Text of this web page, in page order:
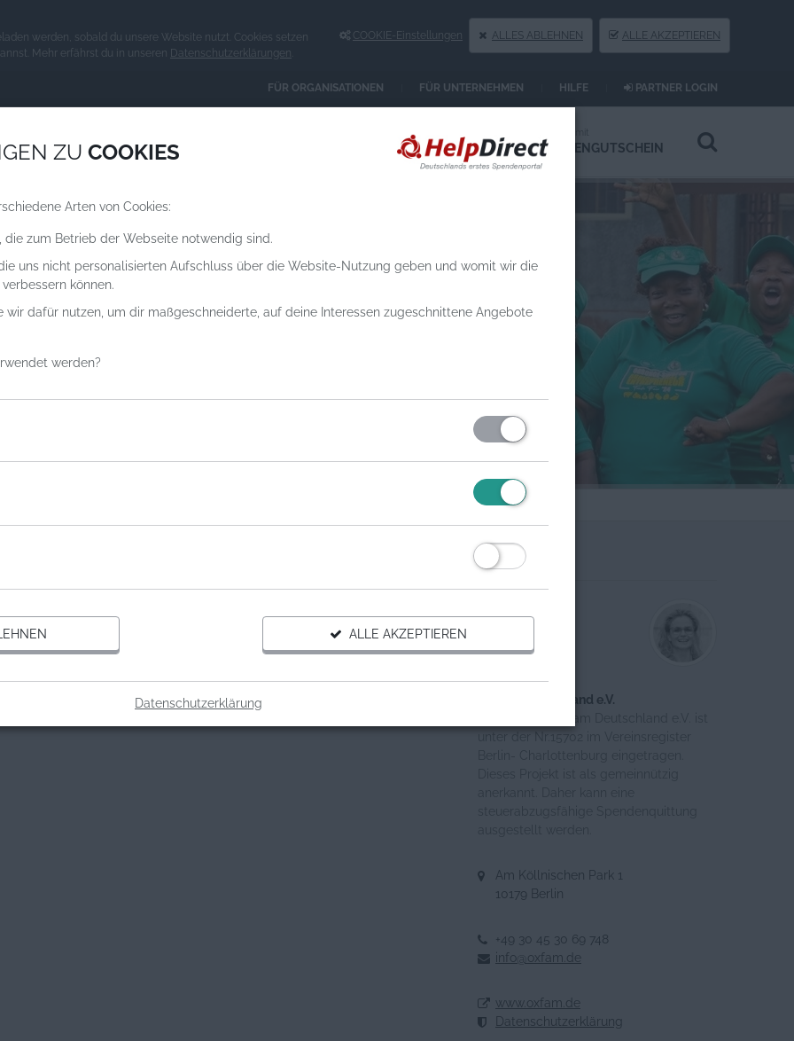
werden, sobald du unsere Website nutzt. Cookies setzen
Mehr erfährst du in unseren Datenschutzerklärungen
COOKIE-Einstellungen ALLES ABLEHNEN ALLE AKZEPTIEREN
FÜR ORGANISATIONEN FÜR UNTERNEHMEN HILFE PARTNER LOGIN
Spenden an
HILFSPROJEKTE SPENDENGUTSCHEIN
DEUTSCHLAND E.V.
Organisation
Ansprechpartner
Oxfam Deutschland e.V.
Am Köllnischen Park 1
10179 Berlin
+49 30 45 30 69 748
info@oxfam.de
www.oxfam.de
Datenschutzerklärung
ZU COOKIES
Arten von Cookies:
die zum Betrieb der Webseite notwendig sind.
uns nicht personalisierten Aufschluss über die Website-Nutzung geben und womit wir die
können.
wir dafür nutzen, um dir maßgeschneiderte, auf deine Interessen zugeschnittene Angebote
werden?
ALLE AKZEPTIEREN
Datenschutzerklärung